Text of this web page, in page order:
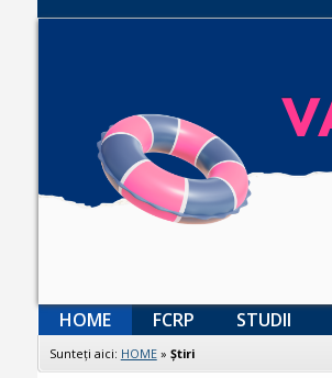
HOME FCRP STUDII
Sunteţi aici: HOME» Ştiri